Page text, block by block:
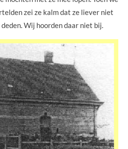
zei ze kalm dat ze liever niet
Wij hoorden daar niet bij.